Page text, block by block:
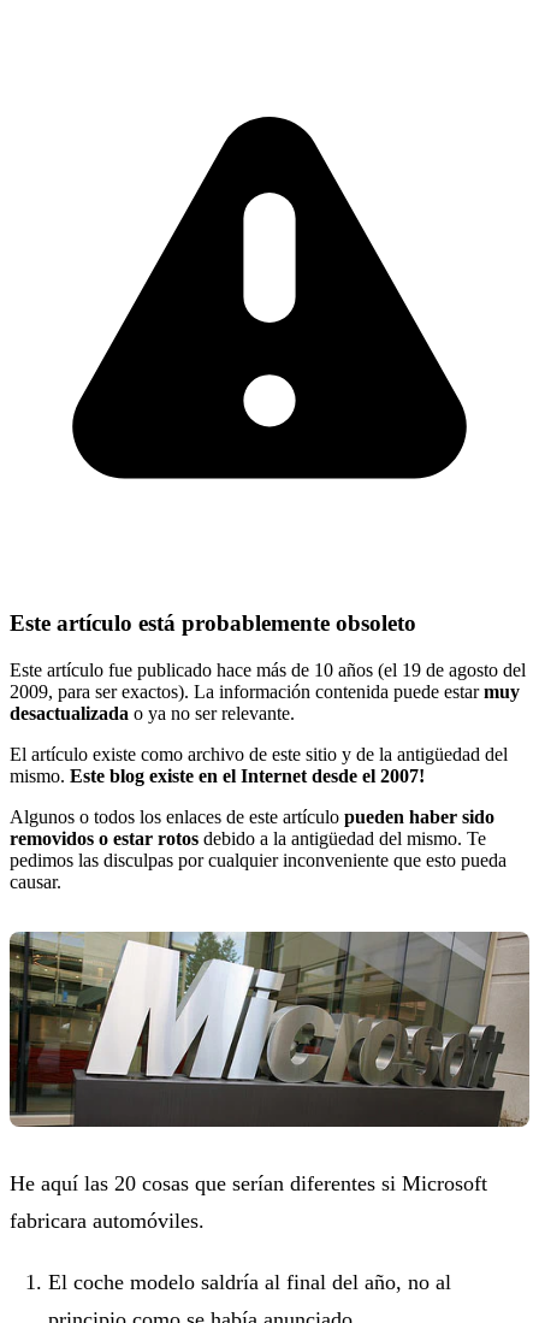
Este artículo está probablemente obsoleto
Este artículo fue publicado hace más de 10 años (el 19 de agosto del
2009, para ser exactos). La información contenida puede estarmuy
desactualizada o ya no ser relevante.
El artículo existe como archivo de este sitio y de la antigüedad del
mismo. Este blog existe en el Internet desde el 2007!
Algunos o todos los enlaces de este artículo pueden haber sido
removidos o estar rotos debido a la antigüedad del mismo. Te
pedimos las disculpas por cualquier inconveniente que esto pueda
causar.
He aquí las 20 cosas que serían diferentes si Microsoft
fabricara automóviles.
El coche modelo saldría al final del año, no al